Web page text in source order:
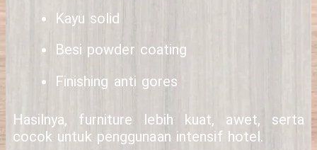
Kayu solid
Besi powder coating
Finishing anti gores
Hasilnya, furniture lebih kuat, awet, serta
cocok untuk penggunaan intensif hotel.